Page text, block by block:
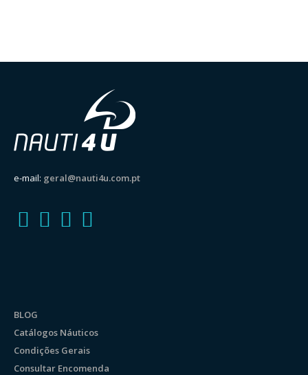
e-mail: geral@nauti4u.com.pt
BLOG
Catálogos Náuticos
Condições Gerais
Consultar Encomenda